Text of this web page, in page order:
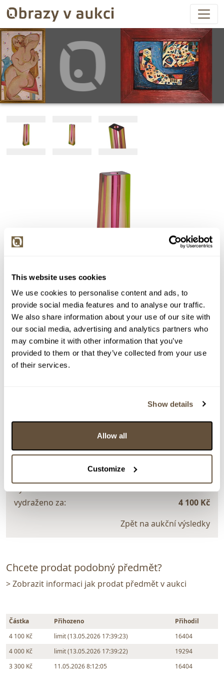
This website uses cookies
We use cookies to personalise content and ads, to
provide social media features and to analyse our traffic.
We also share information about your use of our site with
our social media, advertising and analytics partners who
may combine it with other information that you’ve
provided to them or that they’ve collected from your use
of their services.
Show details
Allow all
Customize
Detail položky
Sklo, 23,5 cm. Neznačeno.
> Zobrazit detail položky a informace o autorovi
> zpět na aukční výsledky
VYDRAŽENO
158030. Váza
13.05.2026 20:05:00
vydraženo za:
4 100 Kč
Zpět na aukční výsledky
Chcete prodat podobný předmět?
> Zobrazit informaci jak prodat předmět v aukci
Částka Přihozeno
Přihodil
4 100 Kč
limit (13.05.2026 17:39:23)
16404
4 000 Kč
limit (13.05.2026 17:39:22)
19294
3 300 Kč
11.05.2026 8:12:05 16404